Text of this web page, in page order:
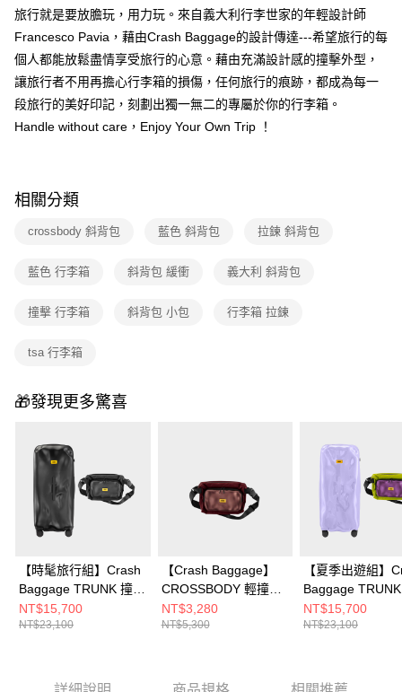
旅行就是要放膽玩，用力玩。來自義大利行李世家的年輕設計師
Francesco Pavia，藉由Crash Baggage的設計傳達---希望旅行的每
個人都能放鬆盡情享受旅行的心意。藉由充滿設計感的撞擊外型，
讓旅行者不用再擔心行李箱的損傷，任何旅行的痕跡，都成為每一
段旅行的美好印記，刻劃出獨一無二的專屬於你的行李箱。
Handle without care，Enjoy Your Own Trip ！
相關分類
crossbody 斜背包 藍色 斜背包 拉鍊 斜背包
藍色 行李箱 斜背包 緩衝 義大利 斜背包
撞擊 行李箱 斜背包 小包 行李箱 拉鍊
tsa 行李箱
🎁發現更多驚喜
【時髦旅行組】Crash
Baggage TRUNK 撞擊
行李箱 32 吋
+CROSSBODY 輕撞擊
NT$15,700
NT$23,100
【Crash Baggage】
CROSSBODY 輕撞擊
斜背包
NT$3,280
NT$5,300
【夏季出遊組】
Baggage
行李箱 32 吋 紫
+CROSSBODY
NT$15,700
NT$23,100